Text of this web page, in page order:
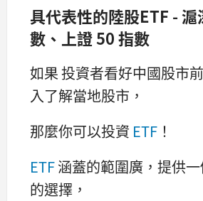
具代表性的陸股ETF -
數、上證 50 指數
如果 投資者看好中國股市
入了解當地股市，
那麼你可以投資 ETF ！
ETF涵蓋的範圍廣，提供
的選擇，